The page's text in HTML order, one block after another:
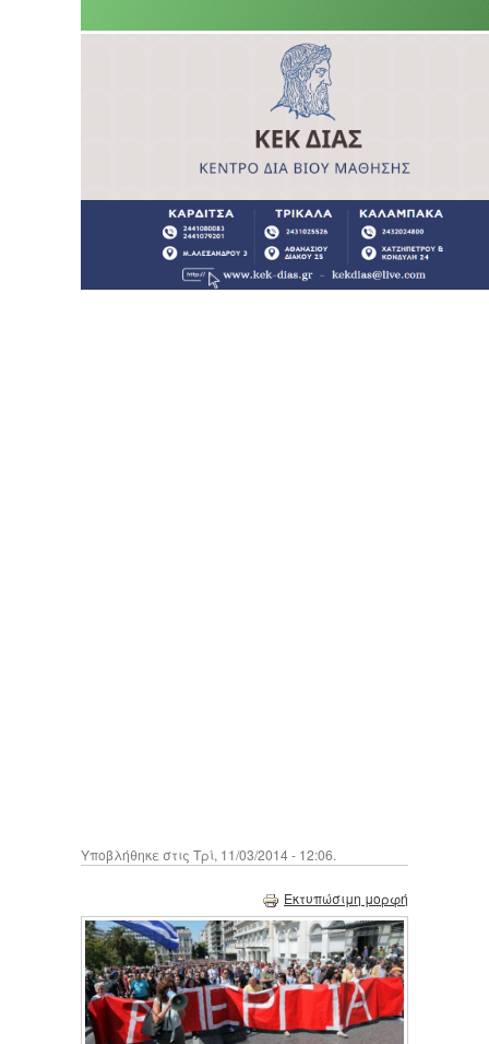
Υποβλήθηκε στις Τρί, 11/03/2014 - 12:06.
Εκτυπώσιμη μορφή